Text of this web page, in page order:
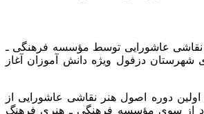
عاشورایی توسط مؤسسه فرهنگی ـ
دزفول ویژه دانش آموزان آغاز
اصول هنر نقاشی عاشورایی از
سوی مؤسسه فرهنگی ـ هنری فرهنگ